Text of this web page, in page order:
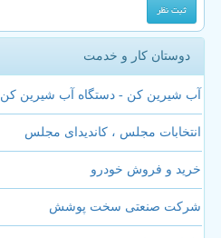
دوستان کار و خدمت
آب شیرین کن - دستگاه آب شیرین کن
انتخابات مجلس ، کاندیدای مجلس
خرید و فروش خودرو
شرکت صنعتی سخت پوشش